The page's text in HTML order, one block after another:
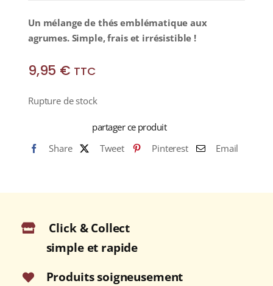
Un mélange de thés emblématique aux
agrumes. Simple, frais et irrésistible !
9,95 € TTC
Rupture de stock
partager ce produit
Share
Tweet Pinterest Email
Click & Collect
simple et rapide
Produits soigneusement